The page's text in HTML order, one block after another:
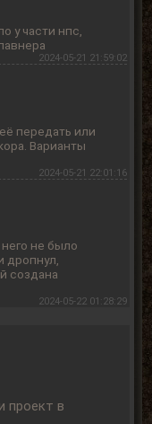
у части нпс,
2024-05-21 21:59:02
передать или
Варианты
2024-05-21 22:01:16
не было
дропнул,
создана
2024-05-22 01:28:29
проект в